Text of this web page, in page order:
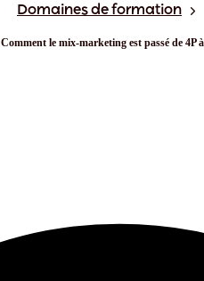
Domaines de formation
Comment le mix-marketing est passé de 4P